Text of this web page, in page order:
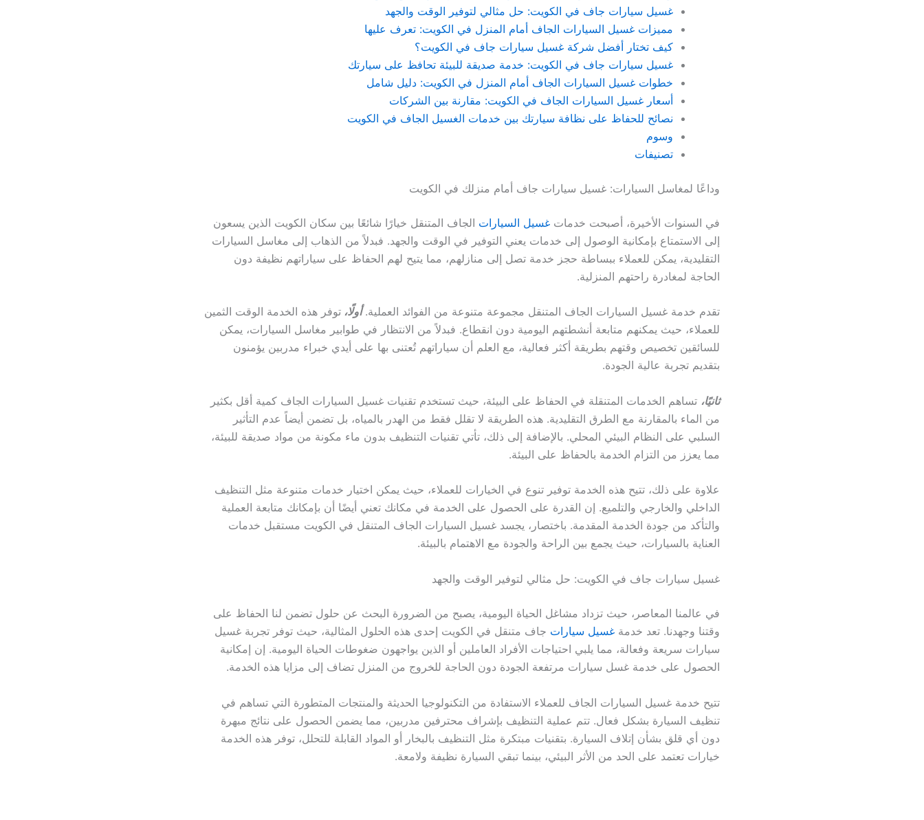
غسيل سيارات جاف في الكويت: حل مثالي لتوفير الوقت والجهد
مميزات غسيل السيارات الجاف أمام المنزل في الكويت: تعرف عليها
كيف تختار أفضل شركة غسيل سيارات جاف في الكويت؟
غسيل سيارات جاف في الكويت: خدمة صديقة للبيئة تحافظ على سيارتك
خطوات غسيل السيارات الجاف أمام المنزل في الكويت: دليل شامل
أسعار غسيل السيارات الجاف في الكويت: مقارنة بين الشركات
نصائح للحفاظ على نظافة سيارتك بين خدمات الغسيل الجاف في الكويت
وسوم
تصنيفات
وداعًا لمغاسل السيارات: غسيل سيارات جاف أمام منزلك في الكويت
في السنوات الأخيرة، أصبحت خدمات غسيل السيارات الجاف المتنقل خيارًا شائعًا بين سكان الكويت الذين يسعون
إلى الاستمتاع بإمكانية الوصول إلى خدمات يعني التوفير في الوقت والجهد. فبدلاً من الذهاب إلى مغاسل السيارات
التقليدية، يمكن للعملاء ببساطة حجز خدمة تصل إلى منازلهم، مما يتيح لهم الحفاظ على سياراتهم نظيفة دون
الحاجة لمغادرة راحتهم المنزلية.
تقدم خدمة غسيل السيارات الجاف المتنقل مجموعة متنوعة من الفوائد العملية.أولًا، توفر هذه الخدمة الوقت الثمين
للعملاء، حيث يمكنهم متابعة أنشطتهم اليومية دون انقطاع. فبدلاً من الانتظار في طوابير مغاسل السيارات، يمكن
للسائقين تخصيص وقتهم بطريقة أكثر فعالية، مع العلم أن سياراتهم تُعتنى بها على أيدي خبراء مدربين يؤمنون
بتقديم تجربة عالية الجودة.
ثانيًا، تساهم الخدمات المتنقلة في الحفاظ على البيئة، حيث تستخدم تقنيات غسيل السيارات الجاف كمية أقل بكثير
من الماء بالمقارنة مع الطرق التقليدية. هذه الطريقة لا تقلل فقط من الهدر بالمياه، بل تضمن أيضاً عدم التأثير
السلبي على النظام البيئي المحلي. بالإضافة إلى ذلك، تأتي تقنيات التنظيف بدون ماء مكونة من مواد صديقة للبيئة،
مما يعزز من التزام الخدمة بالحفاظ على البيئة.
علاوة على ذلك، تتيح هذه الخدمة توفير تنوع في الخيارات للعملاء، حيث يمكن اختيار خدمات متنوعة مثل التنظيف
الداخلي والخارجي والتلميع. إن القدرة على الحصول على الخدمة في مكانك تعني أيضًا أن بإمكانك متابعة العملية
والتأكد من جودة الخدمة المقدمة. باختصار، يجسد غسيل السيارات الجاف المتنقل في الكويت مستقبل خدمات
العناية بالسيارات، حيث يجمع بين الراحة والجودة مع الاهتمام بالبيئة.
غسيل سيارات جاف في الكويت: حل مثالي لتوفير الوقت والجهد
في عالمنا المعاصر، حيث تزداد مشاغل الحياة اليومية، يصبح من الضرورة البحث عن حلول تضمن لنا الحفاظ على
وقتنا وجهدنا. تعد خدمة غسيل سيارات جاف متنقل في الكويت إحدى هذه الحلول المثالية، حيث توفر تجربة غسيل
سيارات سريعة وفعالة، مما يلبي احتياجات الأفراد العاملين أو الذين يواجهون ضغوطات الحياة اليومية. إن إمكانية
الحصول على خدمة غسل سيارات مرتفعة الجودة دون الحاجة للخروج من المنزل تضاف إلى مزايا هذه الخدمة.
تتيح خدمة غسيل السيارات الجاف للعملاء الاستفادة من التكنولوجيا الحديثة والمنتجات المتطورة التي تساهم في
تنظيف السيارة بشكل فعال. تتم عملية التنظيف بإشراف محترفين مدربين، مما يضمن الحصول على نتائج مبهرة
دون أي قلق بشأن إتلاف السيارة. بتقنيات مبتكرة مثل التنظيف بالبخار أو المواد القابلة للتحلل، توفر هذه الخدمة
خيارات تعتمد على الحد من الأثر البيئي، بينما تبقي السيارة نظيفة ولامعة.